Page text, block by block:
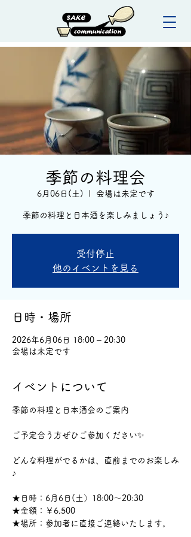
季節の料理会
6月06日(土) 会場は未定です
季節の料理と日本酒を楽しみましょう♪
受付停止
他のイベントを見る
日時・場所
2026年6月06日 18:00 – 20:30
会場は未定です
イベントについて
季節の料理と日本酒会のご案内
ご予定合う方ぜひご参加ください✨
どんな料理がでるかは、直前までのお楽しみ
♪
★日時：6月6日(土）18:00～20:30
★金額：￥6,500
★場所：参加者に直接ご連絡いたします。